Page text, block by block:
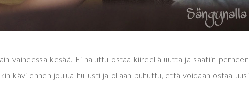
vaiheessa kesää. Ei haluttu ostaa kiireellä uutta ja saatiin perheen
kävi ennen joulua hullusti ja ollaan puhuttu, että voidaan ostaa uusi